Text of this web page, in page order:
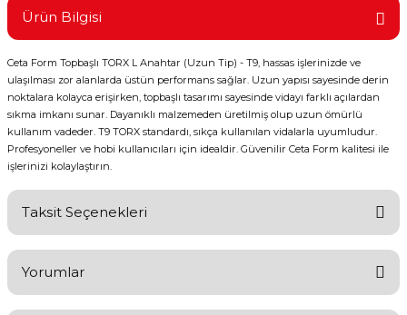
Ürün Bilgisi
Ceta Form Topbaşlı TORX L Anahtar (Uzun Tip) - T9, hassas işlerinizde ve
ulaşılması zor alanlarda üstün performans sağlar. Uzun yapısı sayesinde derin
noktalara kolayca erişirken, topbaşlı tasarımı sayesinde vidayı farklı açılardan
sıkma imkanı sunar. Dayanıklı malzemeden üretilmiş olup uzun ömürlü
kullanım vadeder. T9 TORX standardı, sıkça kullanılan vidalarla uyumludur.
Profesyoneller ve hobi kullanıcıları için idealdir. Güvenilir Ceta Form kalitesi ile
işlerinizi kolaylaştırın.
Taksit Seçenekleri
Yorumlar